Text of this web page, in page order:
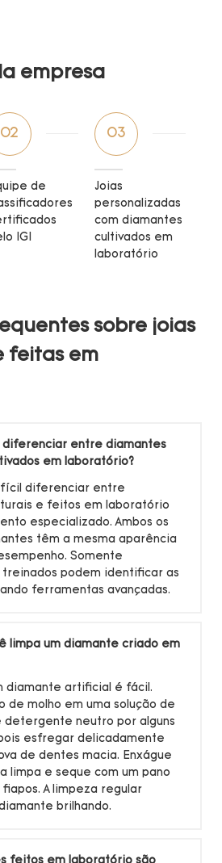
empresa
02
de
IGI
03
Joias
personalizadas
com diamantes
cultivados em
laboratório
sobre joias
feitas em
diferenciar entre diamantes
em laboratório?
diferenciar entre
e feitos em laboratório
especializado. Ambos os
têm a mesma aparência
Somente
podem identificar as
ferramentas avançadas.
limpa um diamante criado em
diamante artificial é fácil.
de molho em uma solução de
detergente neutro por alguns
esfregar delicadamente
de dentes macia. Enxágue
limpa e seque com um pano
A limpeza regular
brilhando.